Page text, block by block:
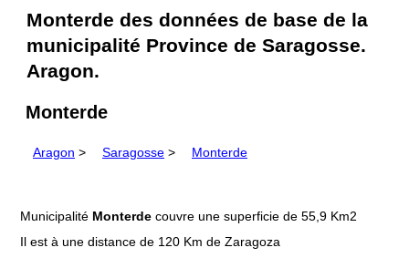
Monterde des données de base de la
municipalité Province de Saragosse.
Aragon.
Monterde
Aragon > Saragosse > Monterde
Municipalité Monterde couvre une superficie de 55,9 Km2
Il est à une distance de 120 Km de Zaragoza